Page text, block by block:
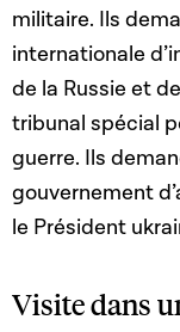
militaire. Ils
internationale
de la Russie et
tribunal spécial
guerre. Ils
gouvernement
le Président
Visite dans